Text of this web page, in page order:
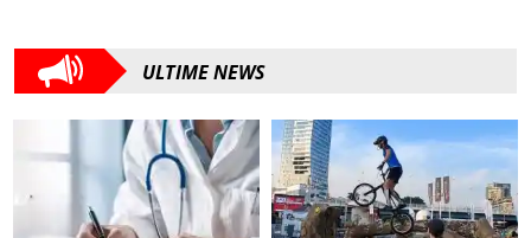
ULTIME NEWS